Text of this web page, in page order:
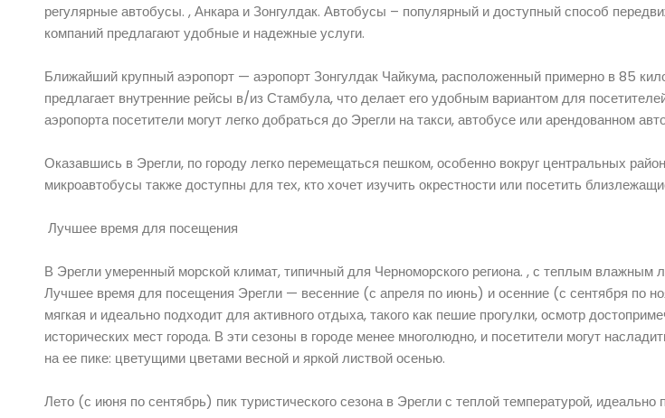
регулярные автобусы. , Анкара и Зонгулдак. Автобусы – популярный и доступный способ
компаний предлагают удобные и надежные услуги.
Ближайший крупный аэропорт — аэропорт Зонгулдак Чайкума, расположенный примерно в 85
предлагает внутренние рейсы в/из Стамбула, что делает его удобным вариантом для
аэропорта посетители могут легко добраться до Эрегли на такси, автобусе или арендованном
Оказавшись в Эрегли, по городу легко перемещаться пешком, особенно вокруг центральных
микроавтобусы также доступны для тех, кто хочет изучить окрестности или посетить
Лучшее время для посещения
В Эрегли умеренный морской климат, типичный для Черноморского региона. , с теплым влажным
Лучшее время для посещения Эрегли — весенние (с апреля по июнь) и осенние (с сентября по
мягкая и идеально подходит для активного отдыха, такого как пешие прогулки, осмотр
исторических мест города. В эти сезоны в городе менее многолюдно, и посетители могут
на ее пике: цветущими цветами весной и яркой листвой осенью.
Лето (с июня по сентябрь) пик туристического сезона в Эрегли с теплой температурой,